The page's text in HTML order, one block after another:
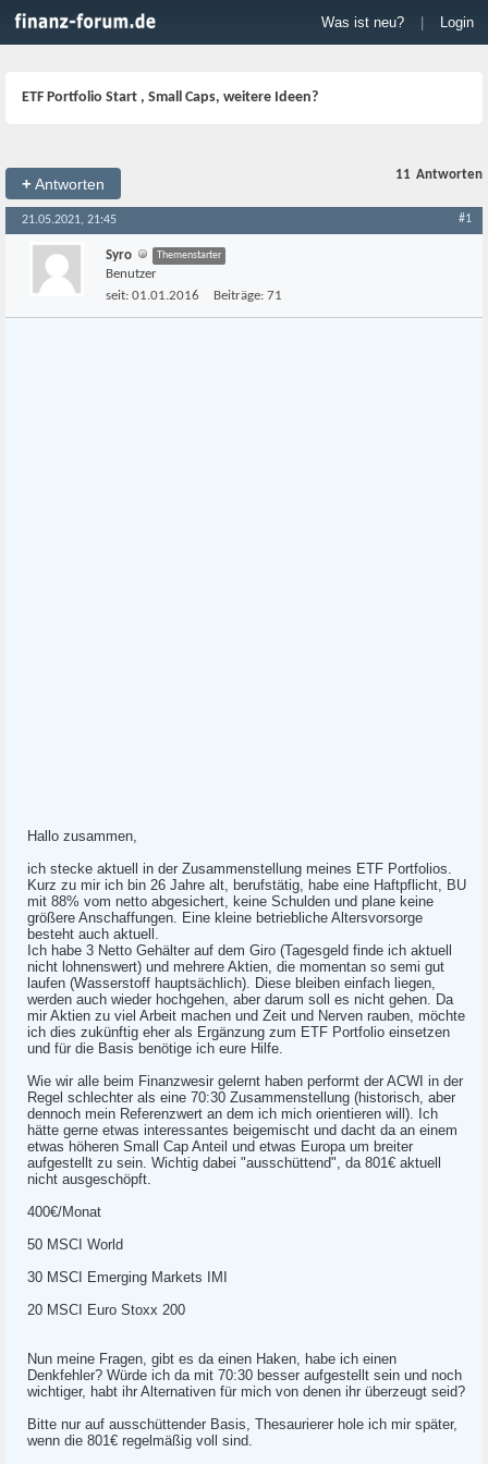
Was ist neu? Login
ETF Portfolio Start , Small Caps, weitere Ideen?
+Antworten
11 Antworten
21.05.2021, 21:45 #1
Syro Themenstarter
Benutzer
seit: 01.01.2016 Beiträge: 71
Hallo zusammen,
ich stecke aktuell in der Zusammenstellung meines ETF Portfolios.
Kurz zu mir ich bin 26 Jahre alt, berufstätig, habe eine Haftpflicht, BU
mit 88% vom netto abgesichert, keine Schulden und plane keine
größere Anschaffungen. Eine kleine betriebliche Altersvorsorge
besteht auch aktuell.
Ich habe 3 Netto Gehälter auf dem Giro (Tagesgeld finde ich aktuell
nicht lohnenswert) und mehrere Aktien, die momentan so semi gut
laufen (Wasserstoff hauptsächlich). Diese bleiben einfach liegen,
werden auch wieder hochgehen, aber darum soll es nicht gehen. Da
mir Aktien zu viel Arbeit machen und Zeit und Nerven rauben, möchte
ich dies zukünftig eher als Ergänzung zum ETF Portfolio einsetzen
und für die Basis benötige ich eure Hilfe.
Wie wir alle beim Finanzwesir gelernt haben performt der ACWI in der
Regel schlechter als eine 70:30 Zusammenstellung (historisch, aber
dennoch mein Referenzwert an dem ich mich orientieren will). Ich
hätte gerne etwas interessantes beigemischt und dacht da an einem
etwas höheren Small Cap Anteil und etwas Europa um breiter
aufgestellt zu sein. Wichtig dabei "ausschüttend", da 801€ aktuell
nicht ausgeschöpft.
400€/Monat
50 MSCI World
30 MSCI Emerging Markets IMI
20 MSCI Euro Stoxx 200
Nun meine Fragen, gibt es da einen Haken, habe ich einen
Denkfehler? Würde ich da mit 70:30 besser aufgestellt sein und noch
wichtiger, habt ihr Alternativen für mich von denen ihr überzeugt seid?
Bitte nur auf ausschüttender Basis, Thesaurierer hole ich mir später,
wenn die 801€ regelmäßig voll sind.